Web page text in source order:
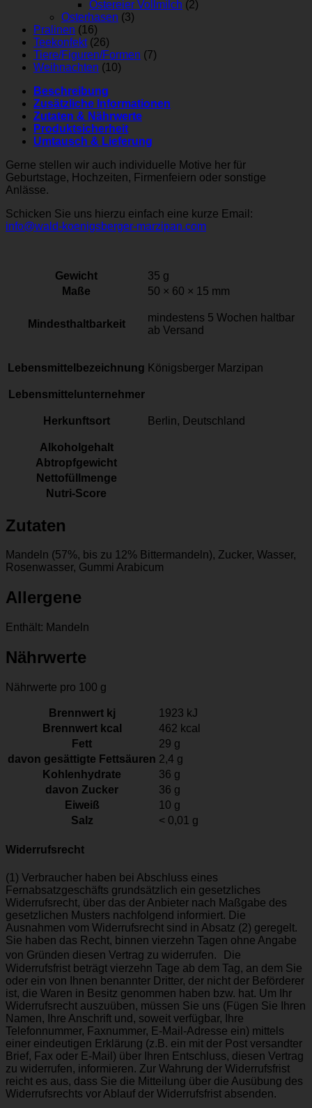
Ostereier Vollmilch (2)
Osterhasen (3)
Pralinen (16)
Teekonfekt (26)
Tiere/Figuren/Formen (7)
Weihnachten (10)
Beschreibung
Zusätzliche Informationen
Zutaten & Nährwerte
Produktsicherheit
Umtausch & Lieferung
Gerne stellen wir auch individuelle Motive her für
Geburtstage, Hochzeiten, Firmenfeiern oder sonstige
Anlässe.
Schicken Sie uns hierzu einfach eine kurze Email:
info@wald-koenigsberger-marzipan.com
Gewicht
35 g
Maße
50 × 60 × 15 mm
Mindesthaltbarkeit
mindestens 5 Wochen haltbar
ab Versand
Lebensmittelbezeichnung Königsberger Marzipan
Lebensmittelunternehmer
Herkunftsort Berlin, Deutschland
Alkoholgehalt
Abtropfgewicht
Nettofüllmenge
Nutri-Score
Zutaten
Mandeln (57%, bis zu 12% Bittermandeln), Zucker, Wasser,
Rosenwasser, Gummi Arabicum
Allergene
Enthält: Mandeln
Nährwerte
Nährwerte pro 100 g
Brennwert kj 1923 kJ
Brennwert kcal
462 kcal
Fett
29 g
davon gesättigte Fettsäuren 2,4 g
Kohlenhydrate
36 g
davon Zucker 36 g
Eiweiß
10 g
Salz
< 0,01 g
Widerrufsrecht
(1) Verbraucher haben bei Abschluss eines
Fernabsatzgeschäfts grundsätzlich ein gesetzliches
Widerrufsrecht, über das der Anbieter nach Maßgabe des
gesetzlichen Musters nachfolgend informiert. Die
Ausnahmen vom Widerrufsrecht sind in Absatz (2) geregelt.
Sie haben das Recht, binnen vierzehn Tagen ohne Angabe
von Gründen diesen Vertrag zu widerrufen. Die
Widerrufsfrist beträgt vierzehn Tage ab dem Tag, an dem Sie
oder ein von Ihnen benannter Dritter, der nicht der Beförderer
ist, die Waren in Besitz genommen haben bzw. hat. Um Ihr
Widerrufsrecht auszuüben, müssen Sie uns (Fügen Sie Ihren
Namen, Ihre Anschrift und, soweit verfügbar, Ihre
Telefonnummer, Faxnummer, E-Mail-Adresse ein) mittels
einer eindeutigen Erklärung (z.B. ein mit der Post versandter
Brief, Fax oder E-Mail) über Ihren Entschluss, diesen Vertrag
zu widerrufen, informieren. Zur Wahrung der Widerrufsfrist
reicht es aus, dass Sie die Mitteilung über die Ausübung des
Widerrufsrechts vor Ablauf der Widerrufsfrist absenden.